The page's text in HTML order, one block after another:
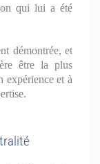
qui lui a été
démontrée, et
être la plus
expérience et à